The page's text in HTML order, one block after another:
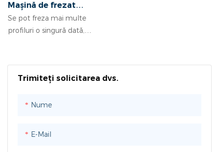
Trimiteți solicitarea dvs.
Nume
E-Mail
Mașină de frezat
suprafețe pentru
capetele ferestrelor din
din aluminiu Eworld
Se pot freza mai multe
profiluri o singură dată,
și cursa mare a sculei pot
procesa între 6 și 10 profile
ridicată a producției.